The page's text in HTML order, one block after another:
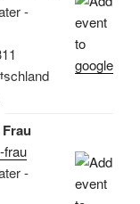
-
frau
-